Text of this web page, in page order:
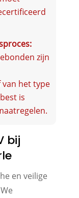
zijn
het type
is
bij
en veilige